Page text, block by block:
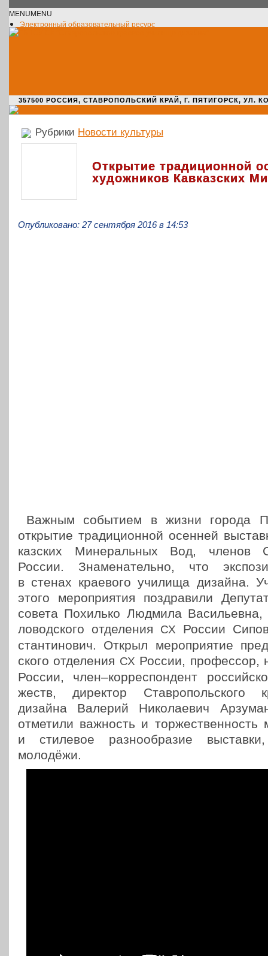
MENUMENU
Электронный образовательный ресурс
357500 РОССИЯ, СТАВРОПОЛЬСКИЙ КРАЙ, Г. ПЯТИГОРСК, УЛ.
Рубрики Новости культуры
Открытие традиционной
художников Кавказских
Опубликовано: 27 сентября 2016 в 14:53
Важным собы­ти­ем в жизни города
откры­тие тра­ди­ци­он­ной осенней
каз­ских Мине­раль­ных Вод, членов
России. Зна­ме­на­тель­но, что
в стенах кра­е­во­го училища дизайна.
этого меро­при­я­тия поздра­ви­ли
совета Похиль­ко Людмила
ло­вод­ско­го отде­ле­ния
СХ
России
стан­ти­но­вич. Открыл меро­при­я­тие
ско­го отде­ле­ния СХ России, про­фес­сор,
России, член–корреспондент
жеств, дирек­тор Став­ро­поль­ско­го
дизайна Валерий Нико­ла­е­вич
отме­ти­ли важ­ность и тор­же­ствен­ность
и сти­ле­вое раз­но­об­ра­зие
молодёжи.